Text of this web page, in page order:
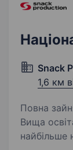
Snack
1,6 км
Повна
Вища освіта. Компанія Snack
найбільше